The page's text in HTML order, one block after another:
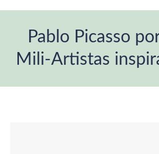
Pablo Picasso
Mili-Artistas